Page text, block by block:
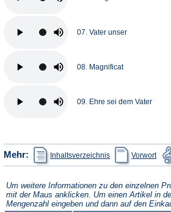
07. Vater unser
08. Magnificat
09. Ehre sei dem Vater
Mehr: Inhaltsverzeichnis
(Öffnet
in
einem
Tab)
Vorwortin
Tab)
Um weitere Informationen zu den einzelnen
mit der Maus anklicken. Um einen Artikel in
Mengenzahl eingeben und dann auf den